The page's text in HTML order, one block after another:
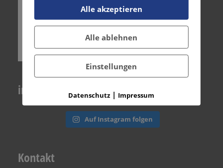
instagram
Auf Instagram folgen
Kontakt
Alle akzeptieren
Alle ablehnen
Einstellungen
Datenschutz | Impressum